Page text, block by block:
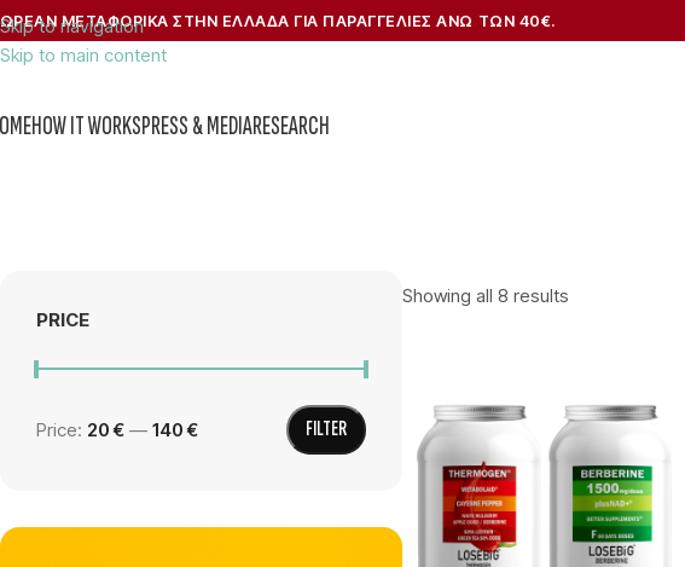
Skip to navigation
Skip to main content
ΜΕΤΑΦΟΡΙΚΑ ΣΤΗΝ ΕΛΛΑΔΑ ΓΙΑ ΠΑΡΑΓΓΕΛΙΕΣ ΑΝΩ ΤΩΝ 40€.
HOW IT WORKSPRESS & MEDIARESEARCH
PRICE
FILTER
Price: 20 € — 140 €
Showing all 8 results